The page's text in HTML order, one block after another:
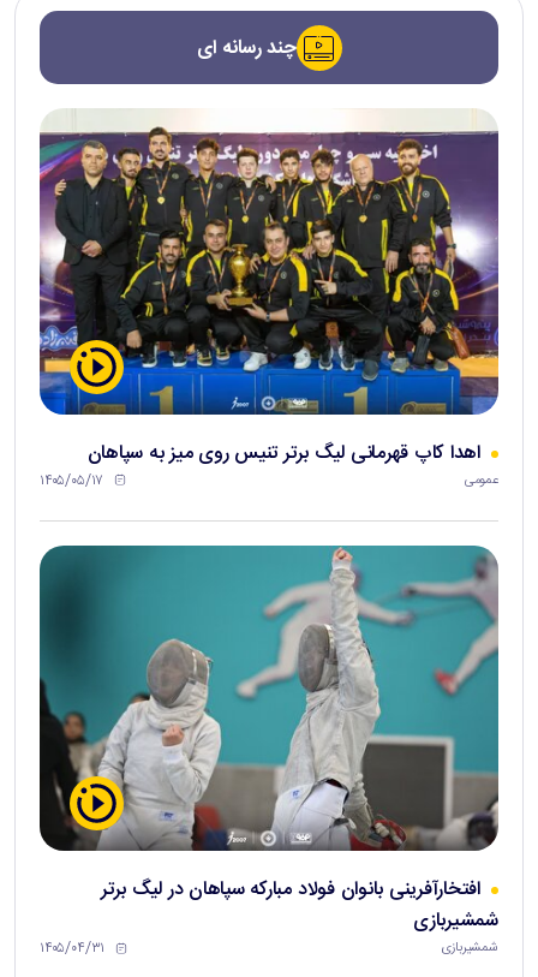
چند رسانه ای
اهدا کاپ قهرمانی لیگ برتر تنیس روی میز به سپاهان
عمومی ۱۴۰۵/۰۵/۱۷
افتخارآفرینی بانوان فولاد مبارکه سپاهان در لیگ برتر
شمشیربازی
شمشیربازی ۱۴۰۵/۰۴/۳۱